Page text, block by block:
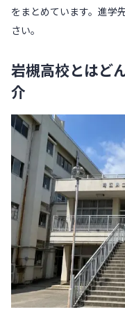
をまとめています。進学
さい。
岩槻高校とはど
介